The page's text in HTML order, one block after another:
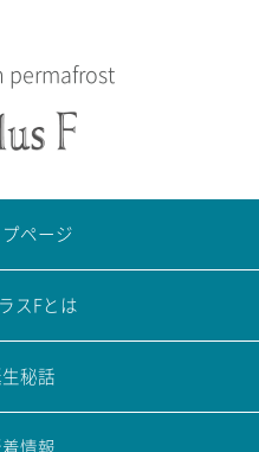
permafrost
プページ
スFとは
秘話
情報